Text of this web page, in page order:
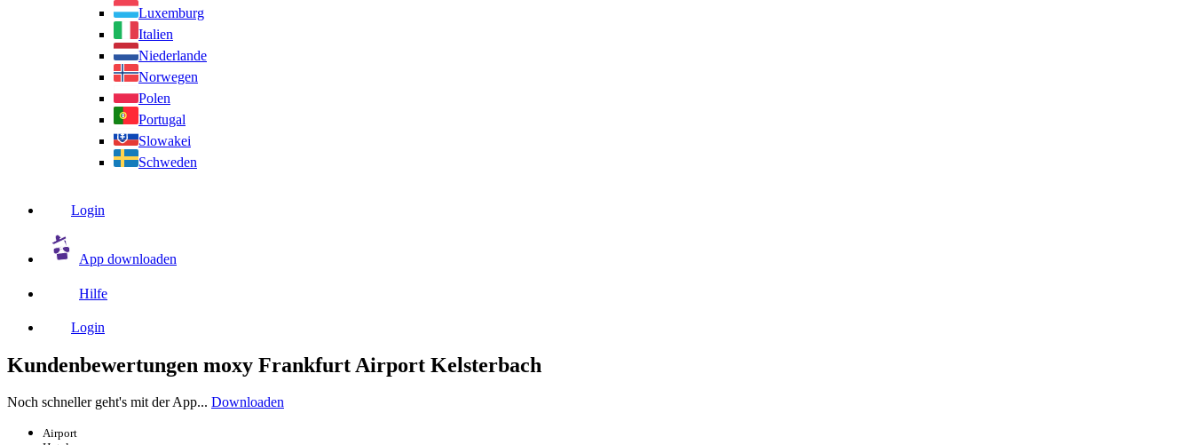
Luxemburg
Italien
Niederlande
Norwegen
Polen
Portugal
Slowakei
Schweden
Login
App downloaden
Hilfe
Login
Kundenbewertungen moxy Frankfurt Airport Kelsterbach
Noch schneller geht's mit der App... Downloaden
Airport